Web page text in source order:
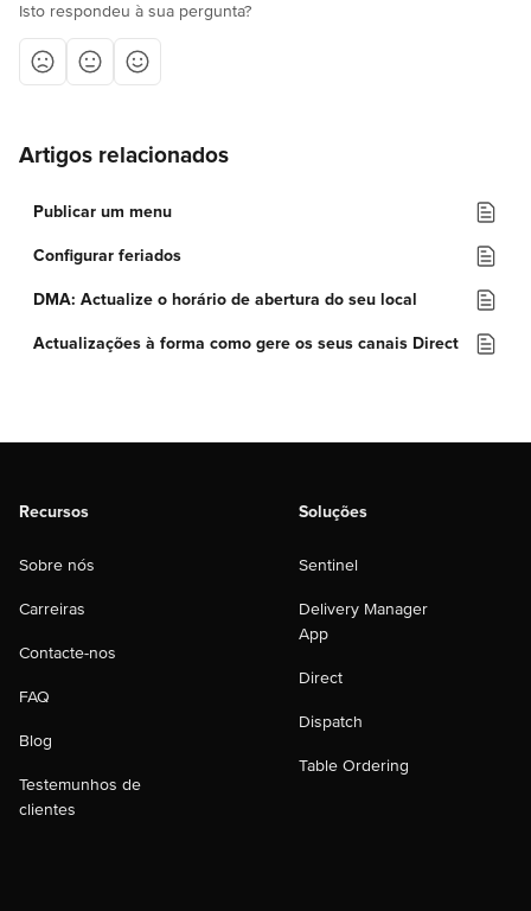
Isto respondeu à sua pergunta?
Artigos relacionados
Publicar um menu
Configurar feriados
DMA: Actualize o horário de abertura do seu local
Actualizações à forma como gere os seus canais Direct
Recursos
Sobre nós
Carreiras
Contacte-nos
FAQ
Blog
Testemunhos de
clientes
Soluções
Sentinel
Delivery Manager
App
Direct
Dispatch
Table Ordering